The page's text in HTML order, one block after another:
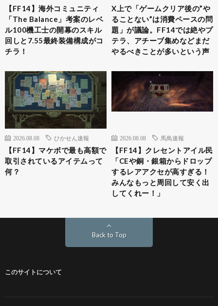
【FF14】海外コミュニティ
「The Balance」考案のレベ
ル100機工士の開幕のスキル
回しと7.55最終装備構成がコ
チラ！
X上で「ゲームクリア後の”や
ることない”は消費ペースの問
題」が議論。FF14では絶やプ
テラ、アチーブ集めなどまだ
やるべきことが多いという声
2026.08.08 ひかせん速報
【FF14】マケボで最も高額で
取引されているアイテムって
何？
2026.08.08 馬鳥速報
【FF14】クレセントアイル民
「CEや銅・銀箱からドロップ
するレアアクセが高すぎる！
みんなもっと周回して安く出
してくれー！」
Back to Top
このサイトについて